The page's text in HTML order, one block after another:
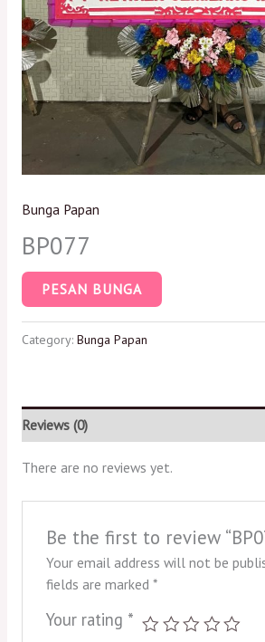
Bunga Papan
BP077
PESAN BUNGA
Category: Bunga Papan
Reviews (0)
There are no reviews yet.
Be the first to review
Your email address will not be
fields are marked *
Your rating *